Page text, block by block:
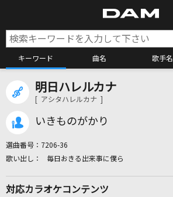
キーワード 曲名 歌手名
カラオケ検索
明日ハレルカナ
[ アシタハレルカナ ]
いきものがかり
選曲番号： 7206-36
毎日おきる出来事に僕ら
対応カラオケコンテンツ